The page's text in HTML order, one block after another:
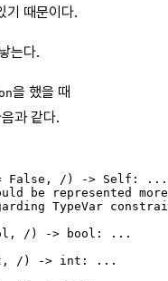
기 때문이다.
는다.
을 했을 때
과 같다.
False, /) -> Self: ...
be represented
TypeVar
/) -> bool: ...
/) -> int: ...